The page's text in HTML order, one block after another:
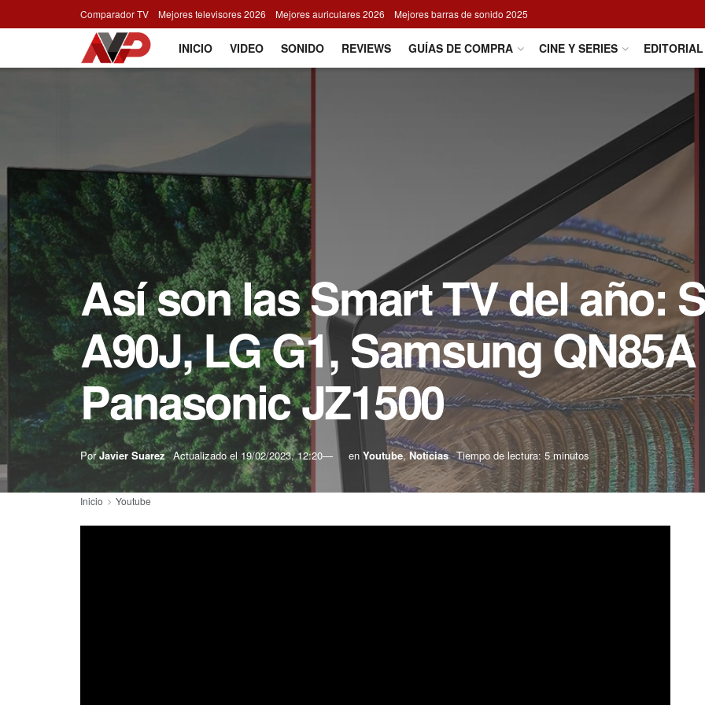
Comparador TV Mejores televisores 2026 Mejores auriculares 2026 Mejores barras de sonido 2025
INICIO VIDEO SONIDO REVIEWS GUÍAS DE COMPRA CINE Y SERIES EDITORIAL
Así son las Smart TV del año:
A90J, LG G1, Samsung
Panasonic JZ1500
Por Javier Suarez Actualizado el 19/02/2023, 12:20 en Youtube,Noticias Tiempo de lectura: 5 minutos
Inicio Youtube